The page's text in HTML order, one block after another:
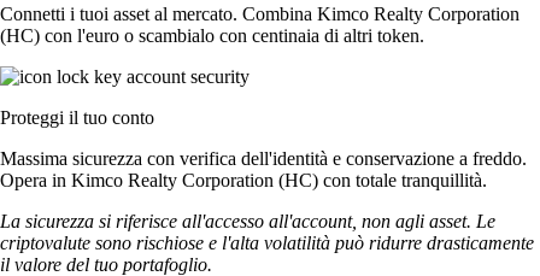
Connetti i tuoi asset al mercato. Combina Kimco Realty Corporation
(HC) con l'euro o scambialo con centinaia di altri token.
Proteggi il tuo conto
Massima sicurezza con verifica dell'identità e conservazione a freddo.
Opera in Kimco Realty Corporation (HC) con totale tranquillità.
La sicurezza si riferisce all'accesso all'account, non agli asset. Le
criptovalute sono rischiose e l'alta volatilità può ridurre drasticamente
il valore del tuo portafoglio.